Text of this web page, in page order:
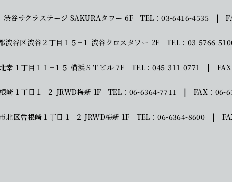
渋谷サクラステージ SAKURAタワー 6FTEL：03-6416-4535 |
渋谷区渋谷２丁目１５−１ 渋谷クロスタワー 2F TEL：03-5766-
幸１丁目１１−１５ 横浜ＳＴビル 7F TEL：045-311-0771 | FAX
崎１丁目１−２ JRWD梅新 1F TEL：06-6364-7711 | FAX：06-
北区曾根崎１丁目１−２ JRWD梅新 1F TEL：06-6364-8600 |